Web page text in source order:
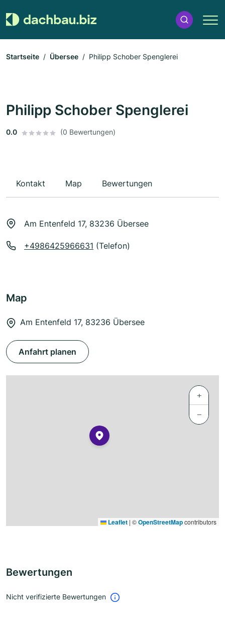
Startseite Übersee Philipp Schober Spenglerei
Philipp Schober Spenglerei
0.0 (0 Bewertungen)
Kontakt Map Bewertungen
Am Entenfeld 17, 83236 Übersee
+4986425966631 (Telefon)
Map
Am Entenfeld 17, 83236 Übersee
Anfahrt planen
+
−
Leaflet | ©OpenStreetMapcontributors
Bewertungen
Nicht verifizierte Bewertungen